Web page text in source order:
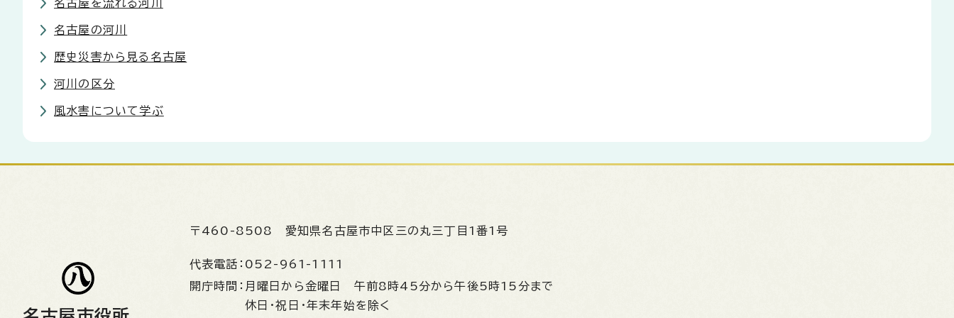
名古屋を流れる河川
名古屋の河川
歴史災害から見る名古屋
河川の区分
風水害について学ぶ
〒460-8508 愛知県名古屋市中区三の丸三丁目1番1号
代表電話： 052-961-1111
開庁時間： 月曜日から金曜日 午前8時45分から午後5時15分まで
休日・祝日・年末年始を除く